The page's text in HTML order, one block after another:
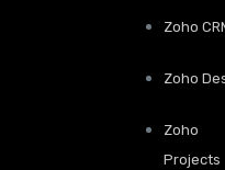
Zoho
Zoho
Zoho
Projects